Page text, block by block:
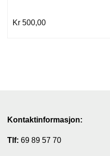
Kr 500,00
Kontaktinformasjon:
Tlf: 69 89 57 70